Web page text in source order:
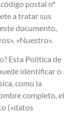
postal nº
a tratar sus
documento,
«Nuestro».
Esta Política de
identificar o
como la
completo, el
(«datos